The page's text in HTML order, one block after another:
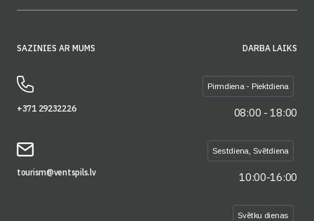
SAZINIES AR MUMS
+371 29232226
tourism@ventspils.lv
DARBA LAIKS
Pirmdiena - Piektdiena
08:00 - 18:00
Sestdiena, Svētdiena
10:00-16:00
Svētku dienas